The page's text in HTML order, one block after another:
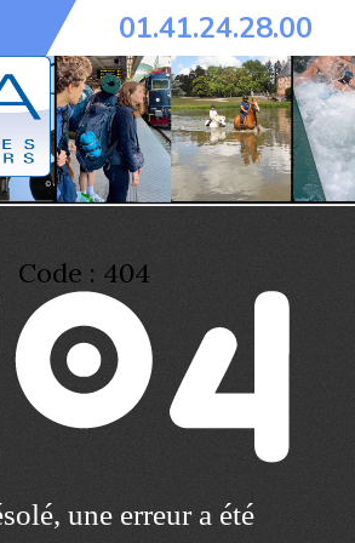
01.41.24.28.00
Code : 404
une erreur a été